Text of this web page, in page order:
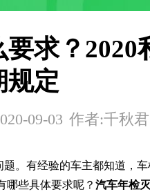
求？2020
规定
09-03 作者:千秋君
。有经验的车主都知道，
哪些具体要求呢？汽车年检